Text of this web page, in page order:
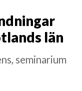
län
seminarium